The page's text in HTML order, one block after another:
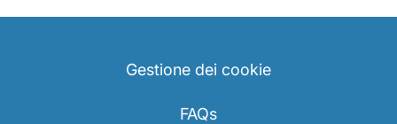
Gestione dei cookie
FAQs